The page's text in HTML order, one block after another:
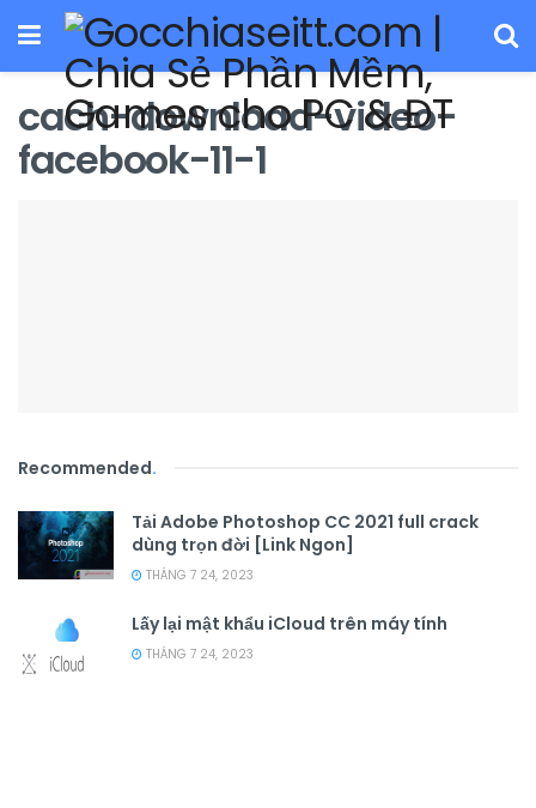
cach-download-video-
facebook-11-1
Recommended.
Tải Adobe Photoshop CC 2021 full crack
dùng trọn đời [Link Ngon]
THÁNG 7 24, 2023
Lấy lại mật khẩu iCloud trên máy tính
THÁNG 7 24, 2023